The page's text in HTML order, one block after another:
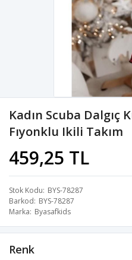
Kadın Scuba Dalgıç
Fıyonklu Ikili Takım
459,25 TL
Stok Kodu BYS-78287
Barkod BYS-78287
Marka Byasafkids
Renk